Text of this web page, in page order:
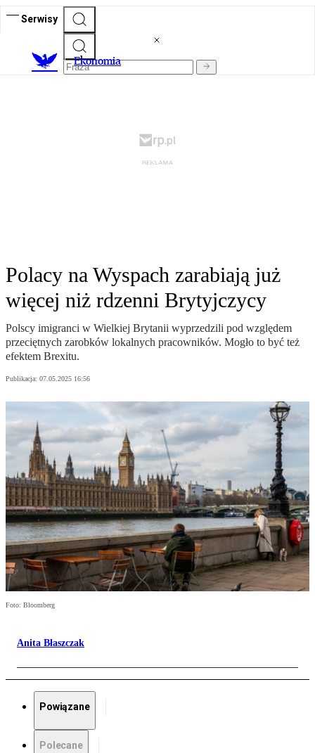
Serwisy
Ekonomia
Polacy na Wyspach zarabiają już
więcej niż rdzenni Brytyjczycy
Polscy imigranci w Wielkiej Brytanii wyprzedzili pod względem
przeciętnych zarobków lokalnych pracowników. Mogło to być też
efektem Brexitu.
Publikacja: 07.05.2025 16:56
Foto: Bloomberg
Anita Błaszczak
Powiązane
Polecane